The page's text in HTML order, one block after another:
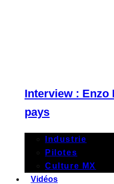
Interview : Enzo
pays
Industrie
Pilotes
Culture MX
Vidéos